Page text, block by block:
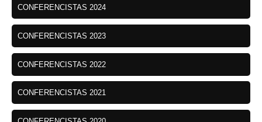
CONFERENCISTAS 2024
CONFERENCISTAS 2023
CONFERENCISTAS 2022
CONFERENCISTAS 2021